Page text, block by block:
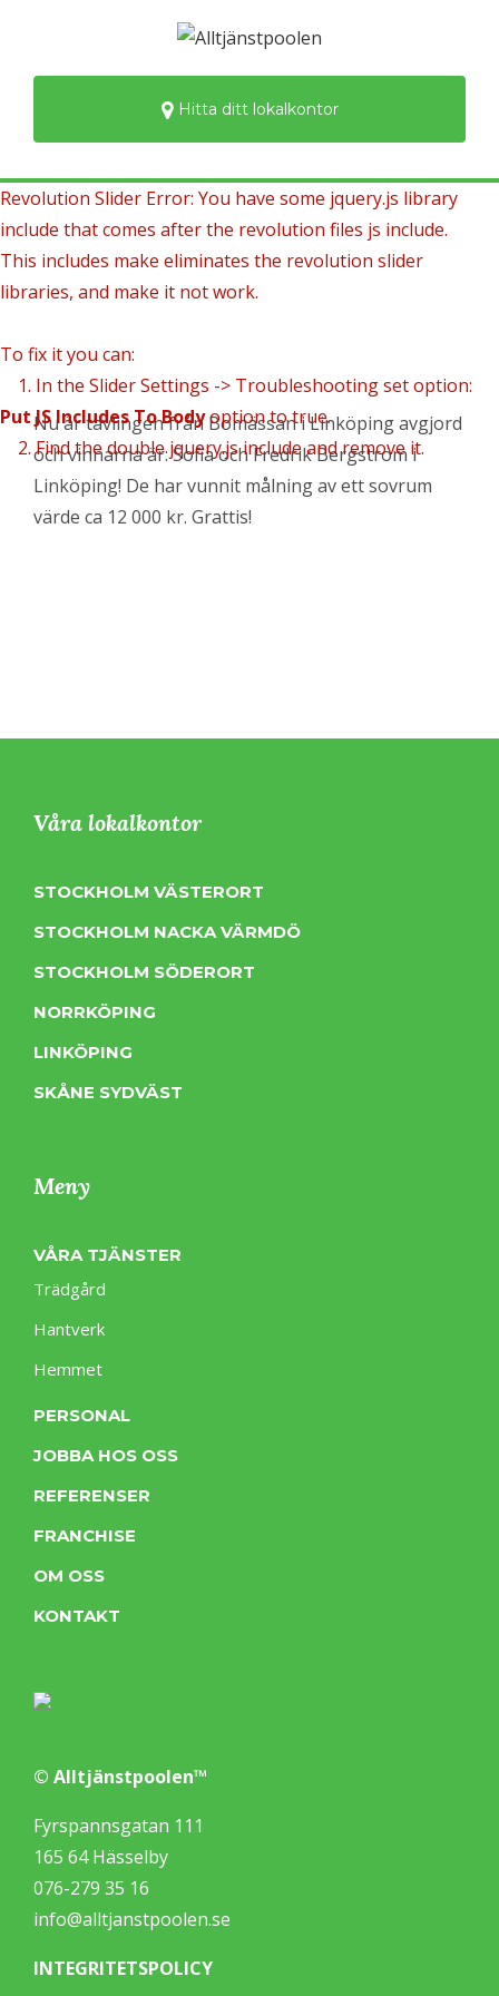
Hitta ditt lokalkontor
Revolution Slider Error: You have some jquery.js library
include that comes after the revolution files js include.
This includes make eliminates the revolution slider
libraries, and make it not work.
To fix it you can:
1. In the Slider Settings -> Troubleshooting set option:
Put JS Includes To Bodyoption to true.
2. Find the double jquery.js include and remove it.
Nu är tävlingen från Bomässan i Linköping avgjord
och vinnarna är: Sofia och Fredrik Bergström i
Linköping! De har vunnit målning av ett sovrum
värde ca 12 000 kr. Grattis!
Våra lokalkontor
STOCKHOLM VÄSTERORT
STOCKHOLM NACKA VÄRMDÖ
STOCKHOLM SÖDERORT
NORRKÖPING
LINKÖPING
SKÅNE SYDVÄST
Meny
VÅRA TJÄNSTER
Trädgård
Hantverk
Hemmet
PERSONAL
JOBBA HOS OSS
REFERENSER
FRANCHISE
OM OSS
KONTAKT
© Alltjänstpoolen™
Fyrspannsgatan 111
165 64 Hässelby
076-279 35 16
info@alltjanstpoolen.se
INTEGRITETSPOLICY